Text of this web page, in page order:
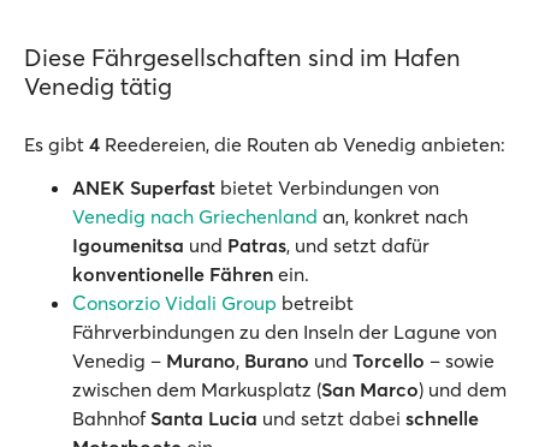
Diese Fährgesellschaften sind im Hafen
Venedig tätig
Es gibt 4 Reedereien, die Routen ab Venedig anbieten:
ANEK Superfast bietet Verbindungen von
Venedig nach Griechenland an, konkret nach
Igoumenitsa und Patras, und setzt dafür
konventionelle Fähren ein.
Consorzio Vidali Group betreibt
Fährverbindungen zu den Inseln der Lagune von
Venedig – Murano, Burano und Torcello – sowie
zwischen dem Markusplatz (San Marco) und dem
Bahnhof Santa Lucia und setzt dabei schnelle